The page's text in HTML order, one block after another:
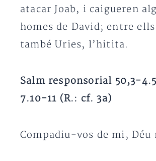
atacar Joab, i caigueren
homes de David; entre
també Uries, l’hitita.
Salm responsorial 50,3-
7.10-11 (R.: cf. 3a)
Compadiu-vos de mi, Déu